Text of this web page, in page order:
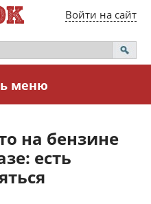
Войти на сайт
меню
на бензине
есть